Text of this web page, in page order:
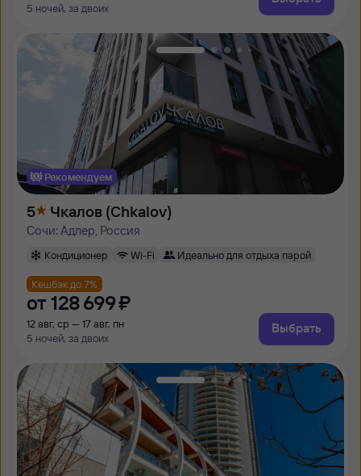
5 ночей, за двоих
Рекомендуем
5 Чкалов (Chkalov)
Сочи: Адлер, Россия
Кондиционер Wi-Fi Идеально для отдыха парой
Кешбэк до 7%
от 128 ⁠699 ⁠₽
12 авг, ср — 17 авг, пн
5 ночей, за двоих
Выбрать